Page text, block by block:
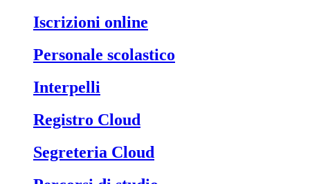
Iscrizioni online
Personale scolastico
Interpelli
Registro Cloud
Segreteria Cloud